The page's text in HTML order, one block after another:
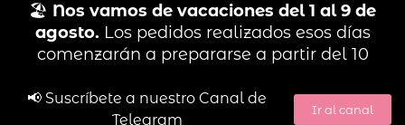
🏖️ Nos vamos de vacaciones del 1 al 9 de
agosto. Los pedidos realizados esos días
comenzarán a prepararse a partir del 10
📢 Suscríbete a nuestro Canal de
Telegram
Ir al canal